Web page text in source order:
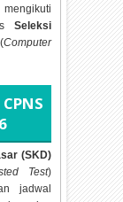
Seleksi
Computer
(SKD)
Test)
jadwal